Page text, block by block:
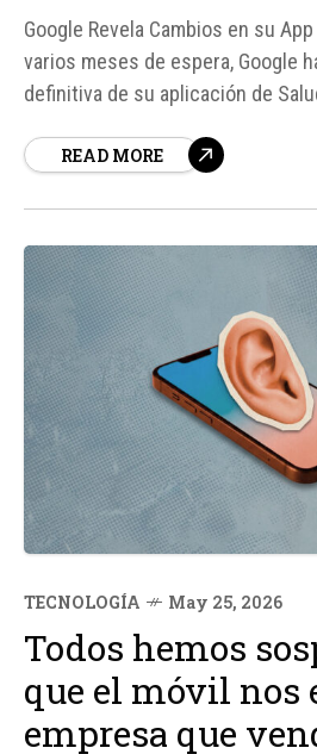
Google Revela Cambios en su
varios meses de espera, Google
definitiva de su aplicación de
inteligente. Sin embargo, la
READ MORE
TECNOLOGÍA May 25, 2026
Todos hemos
que el móvil nos
empresa que